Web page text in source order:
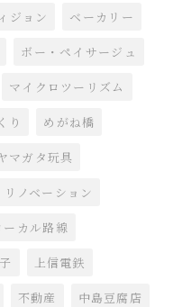
ジョン ベーカリー
ボー・ペイサージュ
マイクロツーリズム
り めがね橋
マガタ玩具
リノベーション
ーカル路線
上信電鉄
不動産 中島豆腐店